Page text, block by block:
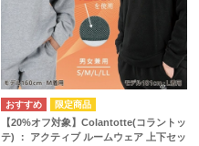
【20%オフ対象】Colantotte(コラントッ
テ) ： アクティブ ルームウェア 上下セッ